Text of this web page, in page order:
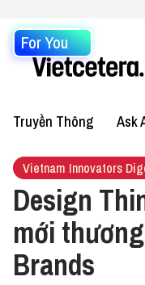
For You
Truyền Thông Ask
Vietnam Innovators
Design
mới
Brands